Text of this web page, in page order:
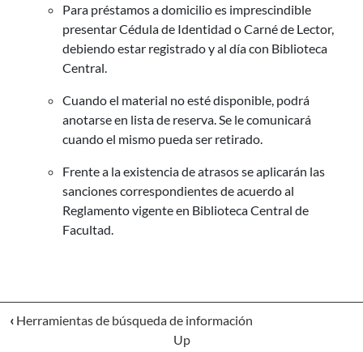
Para préstamos a domicilio es imprescindible
presentar Cédula de Identidad o Carné de Lector,
debiendo estar registrado y al día con Biblioteca
Central.
Cuando el material no esté disponible, podrá
anotarse en lista de reserva. Se le comunicará
cuando el mismo pueda ser retirado.
Frente a la existencia de atrasos se aplicarán las
sanciones correspondientes de acuerdo al
Reglamento vigente en Biblioteca Central de
Facultad.
‹ Herramientas de búsqueda de información
Up